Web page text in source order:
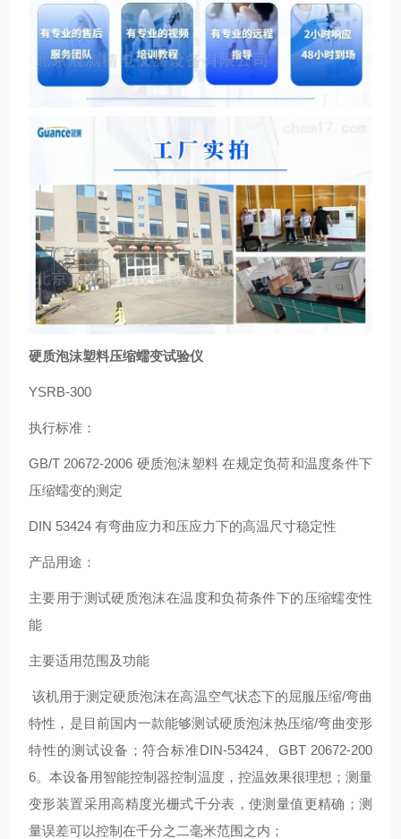
硬质泡沫塑料压缩蠕变试验仪
YSRB-300
执行标准：
GB/T 20672-2006 硬质泡沫塑料 在规定负荷和温度条件下
压缩蠕变的测定
DIN 53424 有弯曲应力和压应力下的高温尺寸稳定性
产品用途：
主要用于测试硬质泡沫在温度和负荷条件下的压缩蠕变性
能
主要适用范围及功能
该机用于测定硬质泡沫在高温空气状态下的屈服压缩/弯曲
特性，是目前国内一款能够测试硬质泡沫热压缩/弯曲变形
特性的测试设备；符合标准DIN-53424、GBT 20672-200
6。本设备用智能控制器控制温度，控温效果很理想；测量
变形装置采用高精度光栅式千分表，使测量值更精确；测
量误差可以控制在千分之二毫米范围之内；